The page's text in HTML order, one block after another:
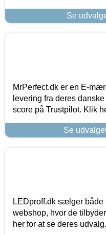
Se
MrPerfect.dk er en E-
levering fra deres
score på Trustpilot. Klik
Se
LEDproff.dk sælger
webshop, hvor de
her for at se deres udvalg.